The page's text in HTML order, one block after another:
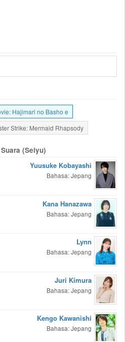
Hajimari no Basho e
Strike: Mermaid Rhapsody
(Seiyu)
Yuusuke Kobayashi
Bahasa: Jepang
Kana Hanazawa
Bahasa: Jepang
Lynn
Bahasa: Jepang
Juri Kimura
Bahasa: Jepang
Kengo Kawanishi
Bahasa: Jepang